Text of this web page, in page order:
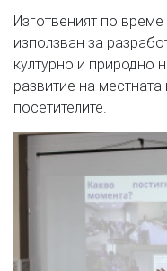
Изготвеният по
използван за
културно и природно
развитие на
посетителите.